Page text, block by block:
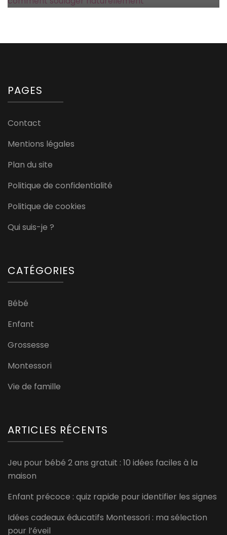
PAGES
Contact
Mentions légales
Plan du site
Politique de confidentialité
Politique de cookies
Qui suis-je ?
CATÉGORIES
Bébé
Enfant
Grossesse
Montessori
Vie de famille
ARTICLES RÉCENTS
Jeu pour bébé 2 ans gratuit : 10 idées faciles à la
maison
Enfant précoce : quiz rapide pour identifier les signes
Idées cadeaux éducatifs Montessori : ma sélection
pour l’éveil